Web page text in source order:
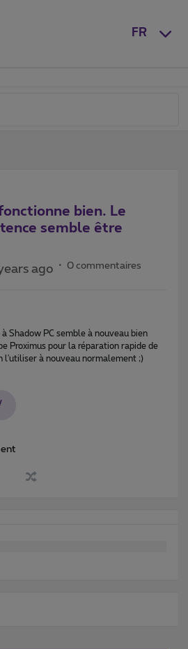
FR
bien. Le
semble être
ago 0 commentaires
à Shadow PC semble à nouveau bien
Proximus pour la réparation rapide de
l'utiliser à nouveau normalement ;)